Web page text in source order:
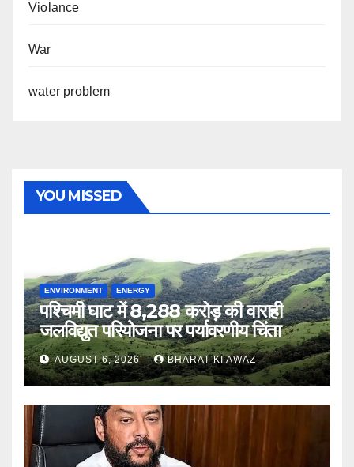
Violance
War
water problem
YOU MISSED
ENVIRONMENT ENERGY
पश्चिमी घाट में 8,288 करोड़ की वाराही
जलविद्युत परियोजना पर पर्यावरणीय चिंता
AUGUST 6, 2026 BHARAT KI AWAZ